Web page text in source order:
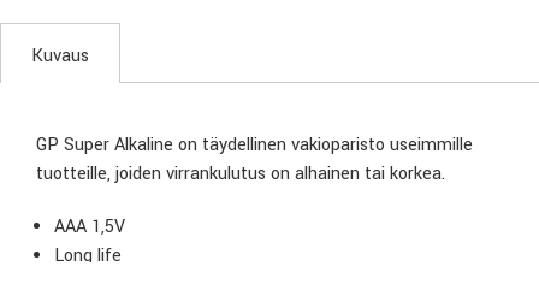
Kuvaus
GP Super Alkaline on täydellinen vakioparisto useimmille
tuotteille, joiden virrankulutus on alhainen tai korkea.
AAA 1,5V
Long life